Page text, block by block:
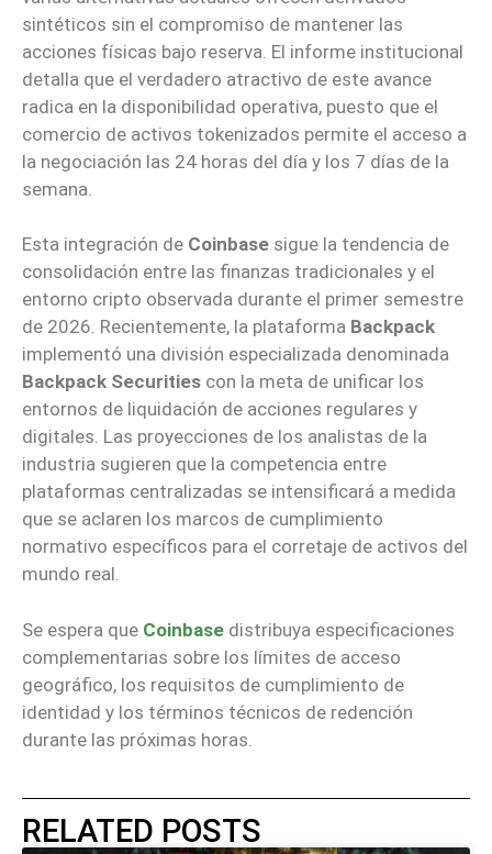
sintéticos sin el compromiso de mantener las
acciones físicas bajo reserva. El informe institucional
detalla que el verdadero atractivo de este avance
radica en la disponibilidad operativa, puesto que el
comercio de activos tokenizados permite el acceso a
la negociación las 24 horas del día y los 7 días de la
semana.
Esta integración de Coinbase sigue la tendencia de
consolidación entre las finanzas tradicionales y el
entorno cripto observada durante el primer semestre
de 2026. Recientemente, la plataforma Backpack
implementó una división especializada denominada
Backpack Securities con la meta de unificar los
entornos de liquidación de acciones regulares y
digitales. Las proyecciones de los analistas de la
industria sugieren que la competencia entre
plataformas centralizadas se intensificará a medida
que se aclaren los marcos de cumplimiento
normativo específicos para el corretaje de activos del
mundo real.
Se espera que Coinbase distribuya especificaciones
complementarias sobre los límites de acceso
geográfico, los requisitos de cumplimiento de
identidad y los términos técnicos de redención
durante las próximas horas.
RELATED POSTS